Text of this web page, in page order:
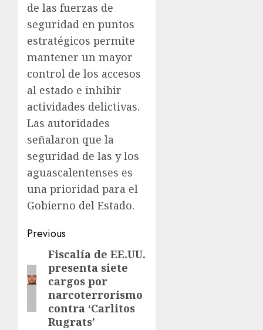
de las fuerzas de
seguridad en puntos
estratégicos permite
mantener un mayor
control de los accesos
al estado e inhibir
actividades delictivas.
Las autoridades
señalaron que la
seguridad de las y los
aguascalentenses es
una prioridad para el
Gobierno del Estado.
Previous
Fiscalía de EE.UU.
presenta siete
cargos por
narcoterrorismo
contra ‘Carlitos
Rugrats’